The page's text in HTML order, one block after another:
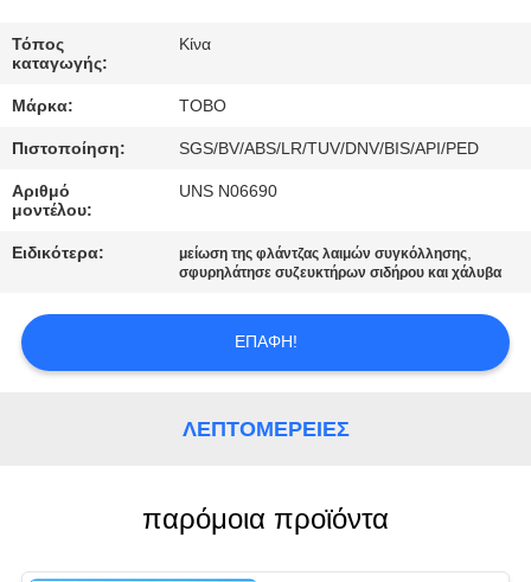
ΜΑΣ
ΕΛΆΤΕ
ΕΠΑΦΉ
ΜΕ
ΠΕΡΙΠΤΏΣΕΙΣ
PRIVACY
Τόπος
καταγωγής:
Κίνα
Μάρκα: TOBO
Πιστοποίηση: SGS/BV/ABS/LR/TUV/DNV/BIS/API/PED
Αριθμό
μοντέλου:
UNS N06690
Ειδικότερα: μείωση της φλάντζας λαιμών συγκόλλησης,
σφυρηλάτησε συζευκτήρων σιδήρου και χάλυβα
ΕΠΑΦΉ!
ΛΕΠΤΟΜΈΡΕΙΕΣ
παρόμοια προϊόντα